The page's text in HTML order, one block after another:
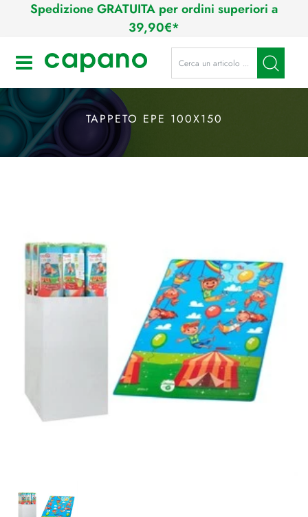
Spedizione GRATUITA per ordini superiori a
39,90€*
Open La modifica di un filtro
TAPPETO EPE 100X150